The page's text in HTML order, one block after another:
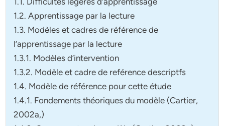
1.2. Apprentissage par la lecture
1.3. Modèles et cadres de référence de
l’apprentissage par la lecture
1.3.1. Modèles d’intervention
1.3.2. Modèle et cadre de reférence descriptfs
1.4. Modèle de référence pour cette étude
1.4.1. Fondements théoriques du modèle (Cartier,
2002a,)